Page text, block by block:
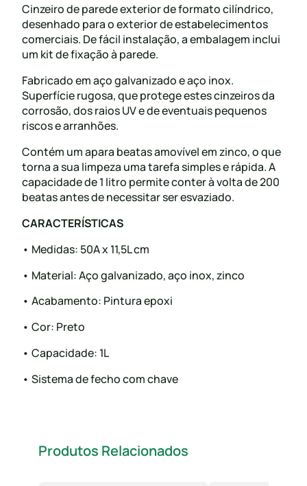
Cinzeiro de parede exterior de formato cilíndrico,
desenhado para o exterior de estabelecimentos
comerciais. De fácil instalação, a embalagem inclui
um kit de fixação à parede.
Fabricado em aço galvanizado e aço inox.
Superfície rugosa, que protege estes cinzeiros da
corrosão, dos raios UV e de eventuais pequenos
riscos e arranhões.
Contém um apara beatas amovível em zinco, o que
torna a sua limpeza uma tarefa simples e rápida. A
capacidade de 1 litro permite conter à volta de 200
beatas antes de necessitar ser esvaziado.
CARACTERÍSTICAS
• Medidas: 50A x 11,5L cm
• Material: Aço galvanizado, aço inox, zinco
• Acabamento: Pintura epoxi
• Cor: Preto
• Capacidade: 1L
• Sistema de fecho com chave
Produtos Relacionados